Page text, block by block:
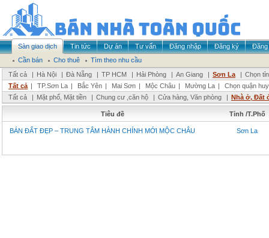
Sàn giao dịch Tin tức Dự án Tư vấn Đăng nhập Đăng ký
Đăng
Cần bán
Cho thuê
Tìm theo nhu cầu
Tất cả
| Hà Nội | Đà Nẵng | TP HCM | Hải Phòng | An Giang | Sơn La | Chọn
Tất cả | TP.Sơn La | Bắc Yên | Mai Sơn | Mộc Châu | Mường La |
Chọn quận
Tất cả
| Mặt phố, Mặt tiền | Chung cư ,căn hộ | Cửa hàng, Văn phòng | Nhà ở, Đất
Tiêu đề Tỉnh /T.Phố
BÁN ĐẤT ĐẸP – TRUNG TÂM HÀNH CHÍNH MỚI MỘC CHÂU Sơn La